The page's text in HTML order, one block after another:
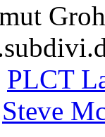
PLCT
Steve